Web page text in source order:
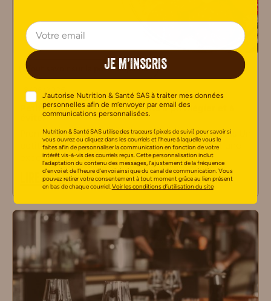
Tout savoir sur le petit-déjeuner
18/06/2025
Petit déjeuner IG bas : aliments à privilégier et à
éviter
Prendre un petit déjeuner à indice glycémique bas Un
petit déjeuner à indice glycémique (IG) bas est une
excellente manière
LIRE PLUS
JE M’INSCRIS
J’autorise Nutrition & Santé SAS à traiter mes données
personnelles afin de m’envoyer par email des
communications personnalisées.
Nutrition & Santé SAS utilise des traceurs (pixels de suivi) pour savoir si
vous ouvrez ou cliquez dans les courriels et l’heure à laquelle vous le
faites afin de personnaliser la communication en fonction de votre
intérêt vis-à-vis des courriels reçus. Cette personnalisation inclut
l’adaptation du contenu des messages, l’ajustement de la fréquence
d’envoi et de l’heure d’envoi ainsi que du canal de communication. Vous
pouvez retirer votre consentement à tout moment grâce au lien présent
en bas de chaque courriel.Voir les conditions d’utilisation du site